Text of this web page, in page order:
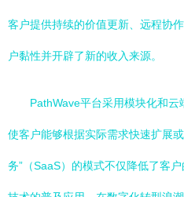
客户提供持续的价值更新、远程协
户黏性并开辟了新的收入来源。
PathWave平台采用模块化和云
使客户能够根据实际需求快速扩展
务”（SaaS）的模式不仅降低了客